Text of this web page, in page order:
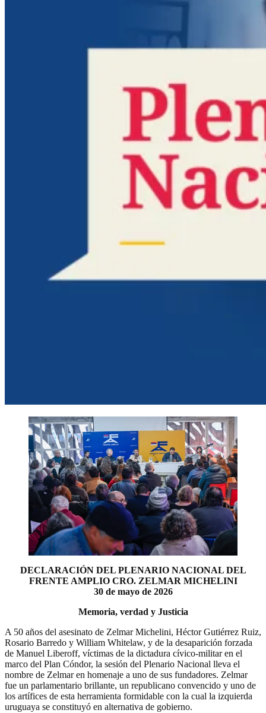
DECLARACIÓN DEL PLENARIO NACIONAL DEL
FRENTE AMPLIO CRO. ZELMAR MICHELINI
30 de mayo de 2026
Memoria, verdad y Justicia
A 50 años del asesinato de Zelmar Michelini, Héctor Gutiérrez Ruiz,
Rosario Barredo y William Whitelaw, y de la desaparición forzada
de Manuel Liberoff, víctimas de la dictadura cívico-militar en el
marco del Plan Cóndor, la sesión del Plenario Nacional lleva el
nombre de Zelmar en homenaje a uno de sus fundadores. Zelmar
fue un parlamentario brillante, un republicano convencido y uno de
los artífices de esta herramienta formidable con la cual la izquierda
uruguaya se constituyó en alternativa de gobierno.